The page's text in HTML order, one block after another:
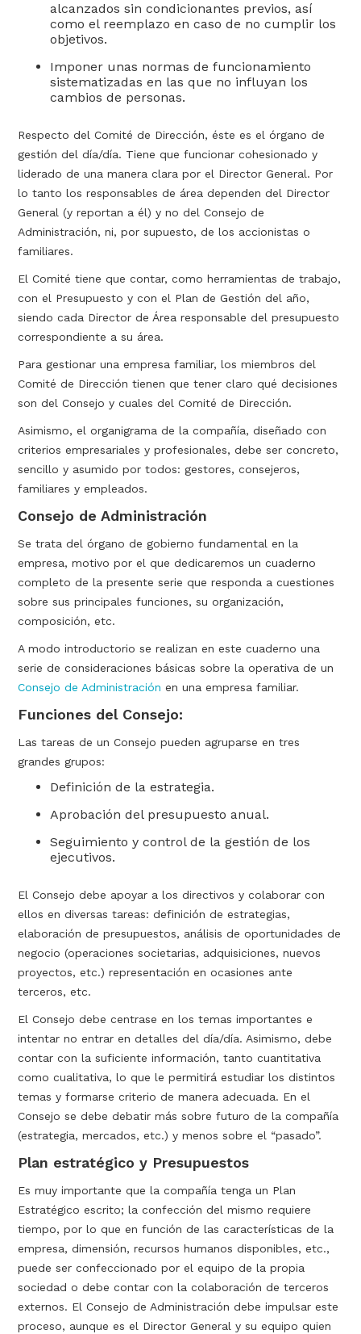
alcanzados sin condicionantes previos, así
como el reemplazo en caso de no cumplir los
objetivos.
Imponer unas normas de funcionamiento
sistematizadas en las que no influyan los
cambios de personas.
Respecto del Comité de Dirección, éste es el órgano de
gestión del día/día. Tiene que funcionar cohesionado y
liderado de una manera clara por el Director General. Por
lo tanto los responsables de área dependen del Director
General (y reportan a él) y no del Consejo de
Administración, ni, por supuesto, de los accionistas o
familiares.
El Comité tiene que contar, como herramientas de trabajo,
con el Presupuesto y con el Plan de Gestión del año,
siendo cada Director de Área responsable del presupuesto
correspondiente a su área.
Para gestionar una empresa familiar, los miembros del
Comité de Dirección tienen que tener claro qué decisiones
son del Consejo y cuales del Comité de Dirección.
Asimismo, el organigrama de la compañía, diseñado con
criterios empresariales y profesionales, debe ser concreto,
sencillo y asumido por todos: gestores, consejeros,
familiares y empleados.
Consejo de Administración
Se trata del órgano de gobierno fundamental en la
empresa, motivo por el que dedicaremos un cuaderno
completo de la presente serie que responda a cuestiones
sobre sus principales funciones, su organización,
composición, etc.
A modo introductorio se realizan en este cuaderno una
serie de consideraciones básicas sobre la operativa de un
Consejo de Administración en una empresa familiar.
Funciones del Consejo:
Las tareas de un Consejo pueden agruparse en tres
grandes grupos:
Definición de la estrategia.
Aprobación del presupuesto anual.
Seguimiento y control de la gestión de los
ejecutivos.
El Consejo debe apoyar a los directivos y colaborar con
ellos en diversas tareas: definición de estrategias,
elaboración de presupuestos, análisis de oportunidades de
negocio (operaciones societarias, adquisiciones, nuevos
proyectos, etc.) representación en ocasiones ante
terceros, etc.
El Consejo debe centrase en los temas importantes e
intentar no entrar en detalles del día/día. Asimismo, debe
contar con la suficiente información, tanto cuantitativa
como cualitativa, lo que le permitirá estudiar los distintos
temas y formarse criterio de manera adecuada. En el
Consejo se debe debatir más sobre futuro de la compañía
(estrategia, mercados, etc.) y menos sobre el “pasado”.
Plan estratégico y Presupuestos
Es muy importante que la compañía tenga un Plan
Estratégico escrito; la confección del mismo requiere
tiempo, por lo que en función de las características de la
empresa, dimensión, recursos humanos disponibles, etc.,
puede ser confeccionado por el equipo de la propia
sociedad o debe contar con la colaboración de terceros
externos. El Consejo de Administración debe impulsar este
proceso, aunque es el Director General y su equipo quien